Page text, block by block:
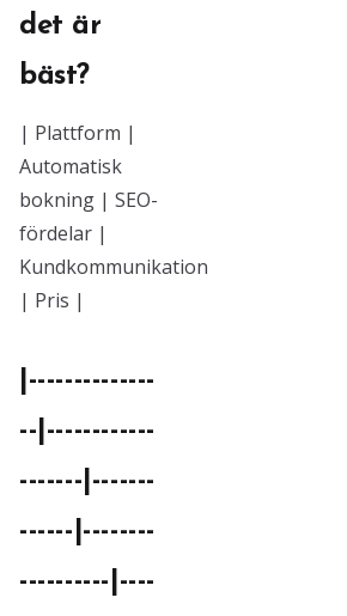
det är
bäst?
| Plattform |
Automatisk
bokning | SEO-
fördelar |
Kundkommunikation
| Pris |
|--------------
--|------------
-------|-------
------|--------
----------|----